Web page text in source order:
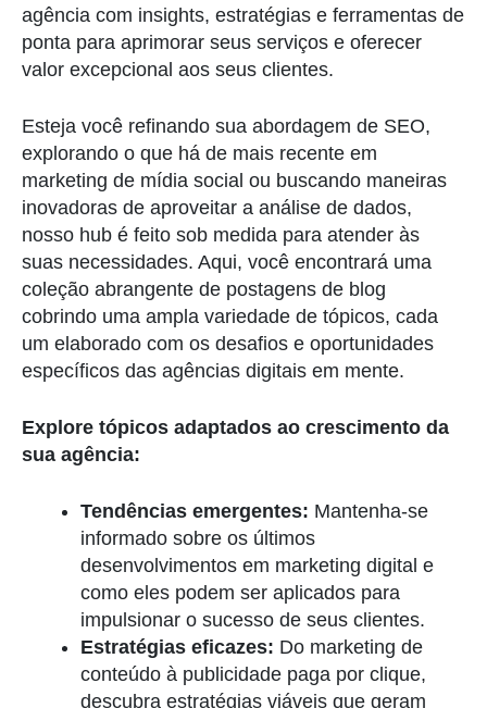
agência com insights, estratégias e ferramentas de
ponta para aprimorar seus serviços e oferecer
valor excepcional aos seus clientes.
Esteja você refinando sua abordagem de SEO,
explorando o que há de mais recente em
marketing de mídia social ou buscando maneiras
inovadoras de aproveitar a análise de dados,
nosso hub é feito sob medida para atender às
suas necessidades. Aqui, você encontrará uma
coleção abrangente de postagens de blog
cobrindo uma ampla variedade de tópicos, cada
um elaborado com os desafios e oportunidades
específicos das agências digitais em mente.
Explore tópicos adaptados ao crescimento da
sua agência:
Tendências emergentes: Mantenha-se
informado sobre os últimos
desenvolvimentos em marketing digital e
como eles podem ser aplicados para
impulsionar o sucesso de seus clientes.
Estratégias eficazes: Do marketing de
conteúdo à publicidade paga por clique,
descubra estratégias viáveis que geram